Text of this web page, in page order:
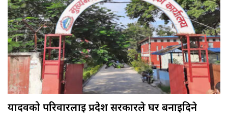
यादवको परिवारलाई प्रदेश सरकारले घर बनाइदिने